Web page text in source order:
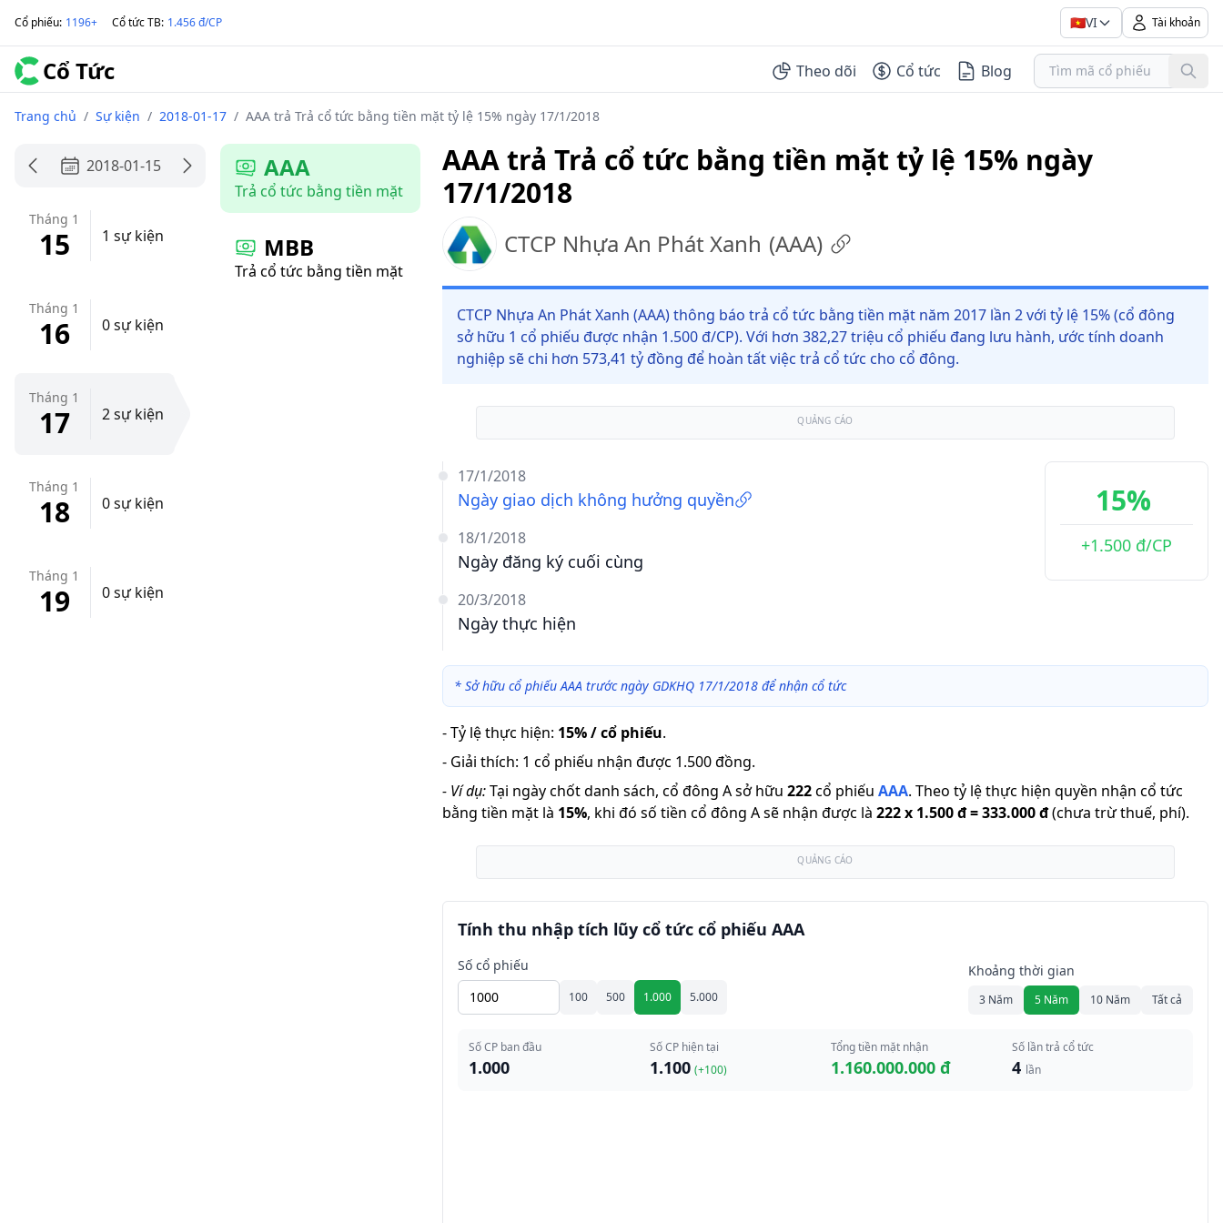
Cổ phiếu: 1196+ Cổ tức TB: 1.456 đ/CP 🇻🇳VI Tài khoản
Cổ Tức Theo dõi Cổ tức Blog
Trang chủ / Sự kiện / 2018-01-17 / AAA trả Trả cổ tức bằng tiền mặt tỷ lệ 15% ngày 17/1/2018
2018-01-15
Tháng 1
15 1 sự kiện
Tháng 1
16 0 sự kiện
Tháng 1
17 2 sự kiện
Tháng 1
18 0 sự kiện
Tháng 1
19 0 sự kiện
AAA
Trả cổ tức bằng tiền mặt
MBB
Trả cổ tức bằng tiền mặt
AAA trả Trả cổ tức bằng tiền mặt tỷ lệ 15% ngày
17/1/2018
CTCP Nhựa An Phát Xanh (AAA)
CTCP Nhựa An Phát Xanh (AAA) thông báo trả cổ tức bằng tiền mặt năm 2017 lần 2 với tỷ lệ 15% (cổ đông
sở hữu 1 cổ phiếu được nhận 1.500 đ/CP). Với hơn 382,27 triệu cổ phiếu đang lưu hành, ước tính doanh
nghiệp sẽ chi hơn 573,41 tỷ đồng để hoàn tất việc trả cổ tức cho cổ đông.
QUẢNG CÁO
17/1/2018
Ngày giao dịch không hưởng quyền
18/1/2018
Ngày đăng ký cuối cùng
20/3/2018
Ngày thực hiện
15%
+1.500 đ/CP
* Sở hữu cổ phiếu AAA trước ngày GDKHQ 17/1/2018 để nhận cổ tức
-Tỷ lệ thực hiện: 15% / cổ phiếu.
- Giải thích: 1 cổ phiếu nhận được 1.500 đồng.
- Ví dụ:Tại ngày chốt danh sách, cổ đông A sở hữu 222cổ phiếu AAA. Theo tỷ lệ thực hiện quyền nhận cổ tức
bằng tiền mặt là 15%, khi đó số tiền cổ đông A sẽ nhận được là 222x 1.500 đ=333.000 đ(chưa trừ thuế, phí).
QUẢNG CÁO
Tính thu nhập tích lũy cổ tức cổ phiếu AAA
Số cổ phiếu
100 500 1.000 5.000
Khoảng thời gian
3 Năm 5 Năm 10 Năm Tất cả
Số CP ban đầu
1.000
Số CP hiện tại
1.100 (+100)
Tổng tiền mặt nhận
1.160.000.000 đ
Số lần trả cổ tức
4 lần